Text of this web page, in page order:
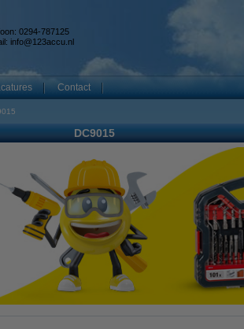
0294-787125
info@123accu.nl
Contact
DC9015